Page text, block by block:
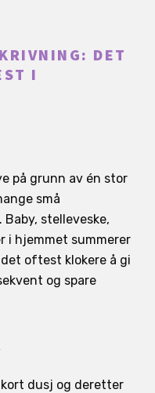
DET
I
på grunn av én stor
små
stelleveske,
i hjemmet summerer
oftest klokere å gi
og spare
dusj og deretter